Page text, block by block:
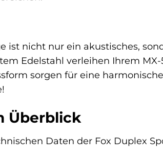
ist nicht nur ein akustisches,
Edelstahl verleihen Ihrem
sorgen für eine
Überblick
Daten der Fox Duplex